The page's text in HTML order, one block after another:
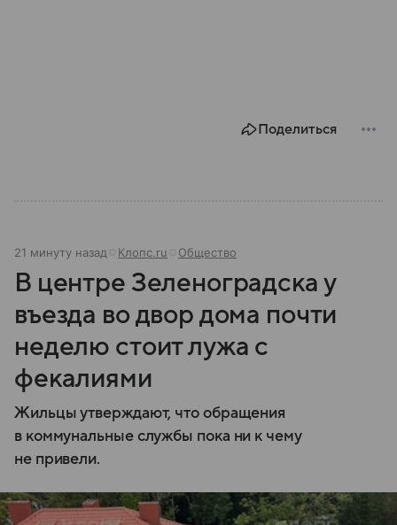
Поделиться
21 минуту назад Клопс.ru Общество
В центре Зеленоградска у
въезда во двор дома почти
неделю стоит лужа с
фекалиями
Жильцы утверждают, что обращения
в коммунальные службы пока ни к чему
не привели.